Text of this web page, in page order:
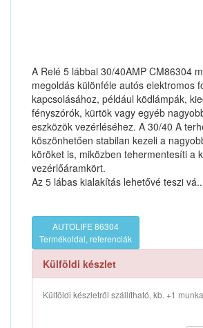
A Relé 5 lábbal 30/40AMP CM86304
megoldás különféle autós elektromos
kapcsolásához, például ködlámpák,
fényszórók, kürtök vagy egyéb
eszközök vezérléséhez. A 30/40 A
köszönhetően stabilan kezeli a
köröket is, miközben tehermentesíti a
vezérlőáramkört.
Az 5 lábas kialakítás lehetővé teszi
AUTOLIFE 86304
Termékoldal, referenciák
Külföldi készlet
Külföldi készletről szállítható, kb. +1